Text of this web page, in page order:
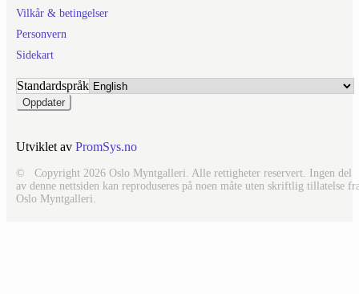
Vilkår & betingelser
Personvern
Sidekart
Standardspråk
Utviklet av PromSys.no
© Copyright 2026 Oslo Myntgalleri. Alle rettigheter reservert. Ingen del
av denne nettsiden kan reproduseres på noen måte uten skriftlig tillatelse
Oslo Myntgalleri.